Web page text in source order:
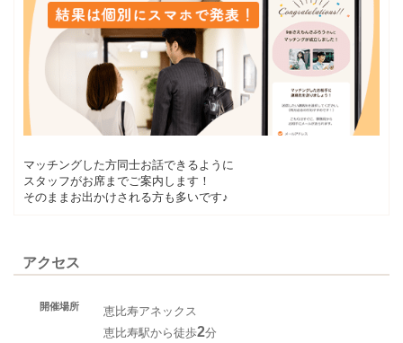
マッチングした方同士お話できるように
スタッフがお席までご案内します！
そのままお出かけされる方も多いです♪
アクセス
開催場所
恵比寿アネックス
恵比寿駅から徒歩2分